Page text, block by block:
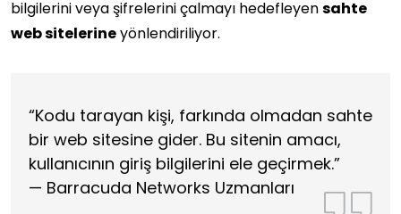
bilgilerini veya şifrelerini çalmayı hedefleyensahte
web sitelerineyönlendiriliyor.
“Kodu tarayan kişi, farkında olmadan sahte
bir web sitesine gider. Bu sitenin amacı,
kullanıcının giriş bilgilerini ele geçirmek.”
— Barracuda Networks Uzmanları